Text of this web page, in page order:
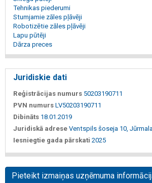
Tehnikas piederumi
Stumjamie zāles pļāvēji
Robotizētie zāles pļāvēji
Lapu pūtēji
Dārza preces
Juridiskie dati
Reģistrācijas numurs 50203190711
PVN numurs LV50203190711
Dibināts 18.01.2019
Juridiskā adrese Ventspils šoseja 10,
Iesniegtie gada pārskati 2025
Pieteikt izmaiņas uzņēmuma